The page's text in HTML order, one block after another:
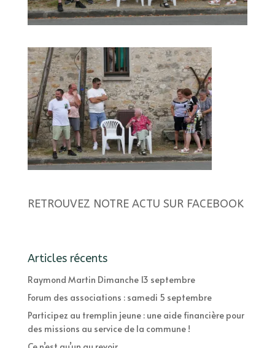
RETROUVEZ NOTRE ACTU SUR FACEBOOK
Articles récents
Raymond Martin Dimanche 13 septembre
Forum des associations : samedi 5 septembre
Participez au tremplin jeune : une aide financière pour
des missions au service de la commune !